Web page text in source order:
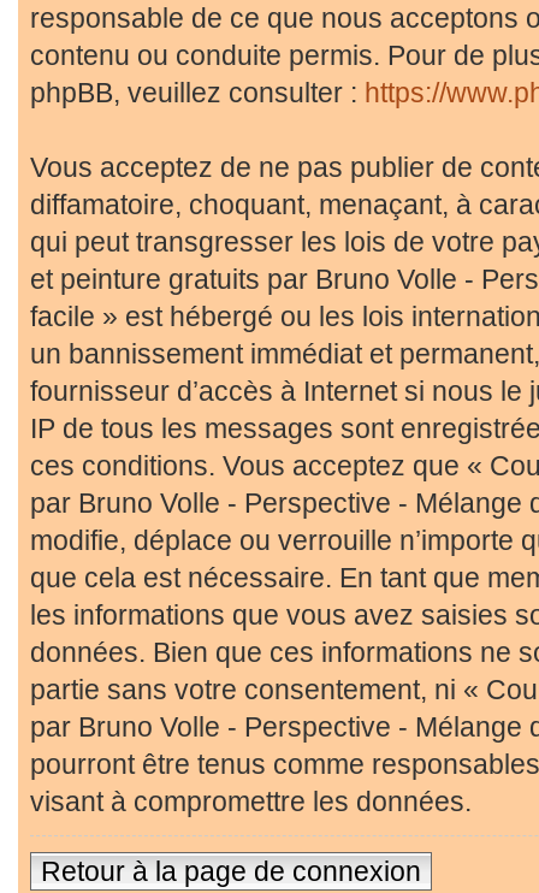
responsable de ce que nous acceptons
contenu ou conduite permis. Pour de
phpBB, veuillez consulter : https://
Vous acceptez de ne pas publier de
diffamatoire, choquant, menaçant, à
qui peut transgresser les lois de votre
et peinture gratuits par Bruno Volle -
facile » est hébergé ou les lois
un bannissement immédiat et
fournisseur d’accès à Internet si nous
IP de tous les messages sont
ces conditions. Vous acceptez que «
par Bruno Volle - Perspective - Mélange
modifie, déplace ou verrouille n’importe
que cela est nécessaire. En tant que
les informations que vous avez saisies
données. Bien que ces informations ne
partie sans votre consentement, ni «
par Bruno Volle - Perspective - Mélange
pourront être tenus comme
visant à compromettre les données.
Retour à la page de connexion